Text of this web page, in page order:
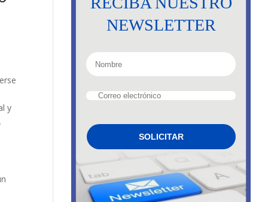
y
NEWSLETTER